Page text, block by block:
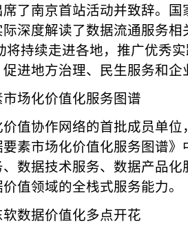
了南京首站活动并致辞。
深度解读了数据流通服务相
持续走进各地，推广优秀
进地方治理、民生服务和企
场化价值化服务图谱
值协作网络的首批成员单
素市场化价值化服务图谱》
数据技术服务、数据产品
值领域的全栈式服务能力。
数据价值化多点开花